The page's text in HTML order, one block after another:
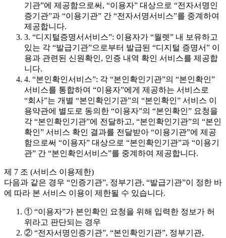
기관”에 제공함으로써, “이용자” 대상으로 “전자서명인
증기관”과 “이용기관” 간 “전자서명서비스”를 중계하여
제공합니다.
3. “디지털증명서서비스”: 이용자가 “월렛” 내 보유하고
있는 각 “발급기관”으로부터 발급된 “디지털 증명서” 이
용과 관련된 신원확인, 인증 내역 확인 서비스를 제공합
니다.
4. “본인확인서비스”: 각 “본인확인기관”의 “본인확인”
서비스를 통합하여 “이용자”에게 제공하는 서비스로
“회사”는 개별 “본인확인기관”의 “본인확인” 서비스 이
용약관에 별도로 동의한 “이용자”의 “본인확인” 요청을
각 “본인확인기관”에 전달하고, “본인확인기관”의 “본인
확인” 서비스 확인 결과를 전달받아 “이용기관”에 제공
함으로써 “이용자” 대상으로 “본인확인기관”과 “이용기
관” 간 “본인확인서비스”를 중계하여 제공합니다.
제 7 조 (서비스 이용제한)
다음과 같은 경우 “인증기관”, 정부기관, “발급기관”이 정한 바
에 따라 본 서비스 이용이 제한될 수 있습니다.
① “이용자”가 본인확인 요청을 위해 입력한 정보가 허
위라고 판단되는 경우
② “전자서명인증기관”, “본인확인기관”, 정부기관,